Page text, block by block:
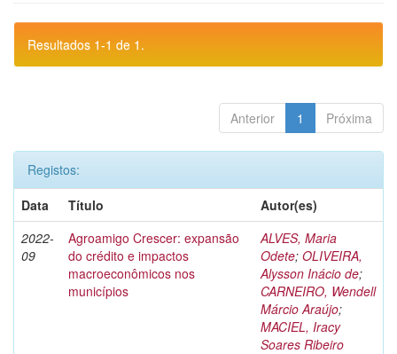
Resultados 1-1 de 1.
Anterior 1 Próxima
Registos:
Data
Título
Autor(es)
2022-
09
Agroamigo Crescer: expansão
do crédito e impactos
macroeconômicos nos
municípios
ALVES, Maria
Odete; OLIVEIRA,
Alysson Inácio de;
CARNEIRO, Wendell
Márcio Araújo;
MACIEL, Iracy
Soares Ribeiro